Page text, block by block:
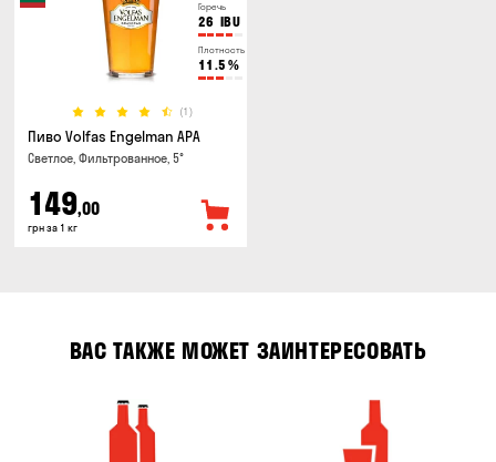
Горечь
26 IBU
Плотность
11.5 %
(1)
Пиво Volfas Engelman APA
Светлое, Фильтрованное, 5°
149,00
грн за 1 кг
ВАС ТАКЖЕ МОЖЕТ ЗАИНТЕРЕСОВАТЬ